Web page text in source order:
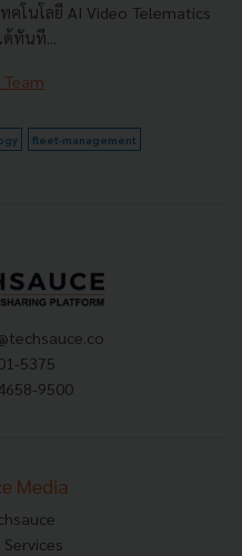
โนโลยี AI Video Telematics
ทันที...
Team
fleet-management
5375
9500
Media